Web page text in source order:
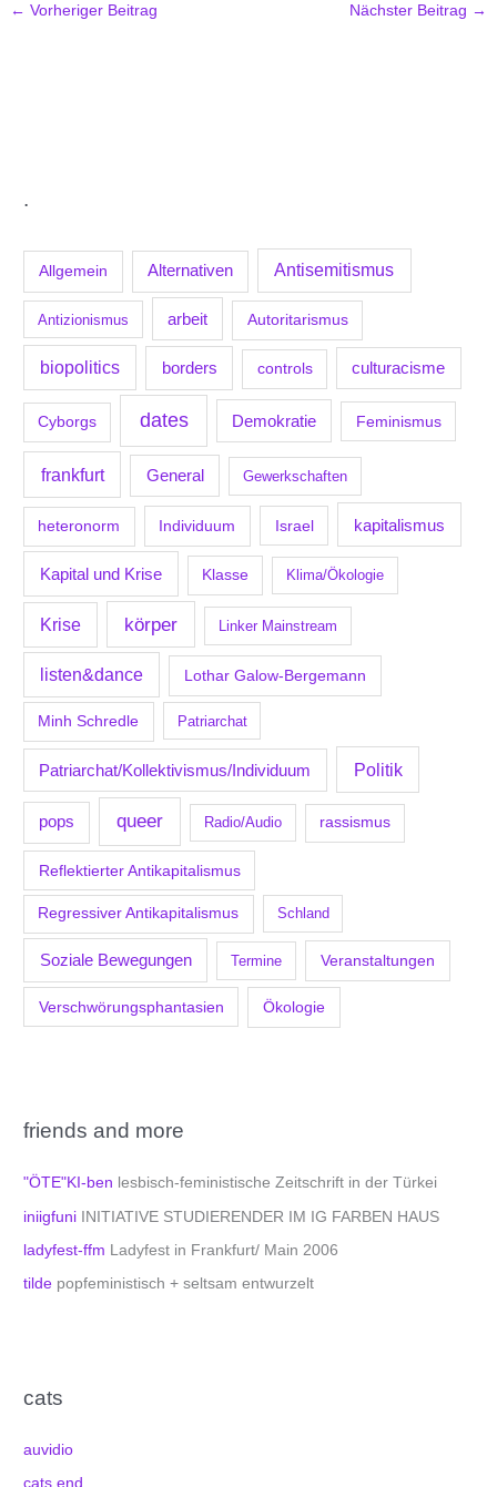
.
Allgemein Alternativen Antisemitismus
Antizionismus arbeit Autoritarismus
biopolitics borders controls culturacisme
Cyborgs dates Demokratie Feminismus
frankfurt General Gewerkschaften
heteronorm Individuum Israel kapitalismus
Kapital und Krise Klasse Klima/Ökologie
Krise körper Linker Mainstream
listen&dance Lothar Galow-Bergemann
Minh Schredle Patriarchat
Patriarchat/Kollektivismus/Individuum Politik
pops queer Radio/Audio rassismus
Reflektierter Antikapitalismus
Regressiver Antikapitalismus Schland
Soziale Bewegungen Termine Veranstaltungen
Verschwörungsphantasien Ökologie
friends and more
"ÖTE"KI-ben lesbisch-feministische Zeitschrift in der Türkei
iniigfuni INITIATIVE STUDIERENDER IM IG FARBEN HAUS
ladyfest-ffm Ladyfest in Frankfurt/ Main 2006
tilde popfeministisch + seltsam entwurzelt
cats
auvidio
cats end
← Vorheriger Beitrag Nächster Beitrag →